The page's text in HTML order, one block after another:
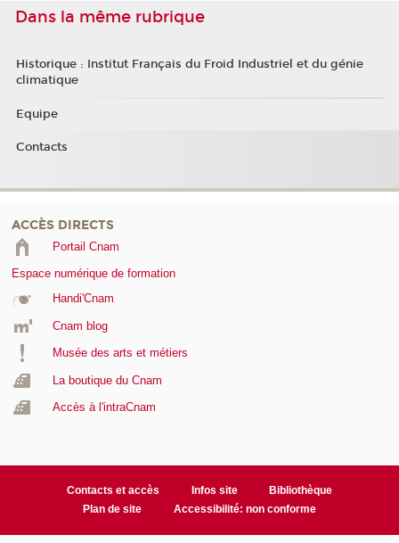
Dans la même rubrique
Historique : Institut Français du Froid Industriel et du génie
climatique
Equipe
Contacts
ACCÈS DIRECTS
Portail Cnam
Espace numérique de formation
Handi'Cnam
Cnam blog
Musée des arts et métiers
La boutique du Cnam
Accès à l'intraCnam
Contacts et accès Infos site
Bibliothèque
Plan de site
Accessibilité: non conforme